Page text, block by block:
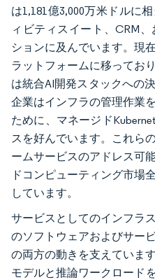
は1,181億3,000万米ドルに
ィビティスイート、CRM
ションに及んでいます。現
ラットフォームに移ってお
は統合AI開発スタックへの
企業はインフラの管理作業
ために、マネージド
スを好んでいます。これら
ームサービスのアドレス可
ドコンピューティング市場
しています。
サービスとしてのインフラ
のソフトウェアおよびサー
の両方の動きを支えていま
モデルと推論ワークロード